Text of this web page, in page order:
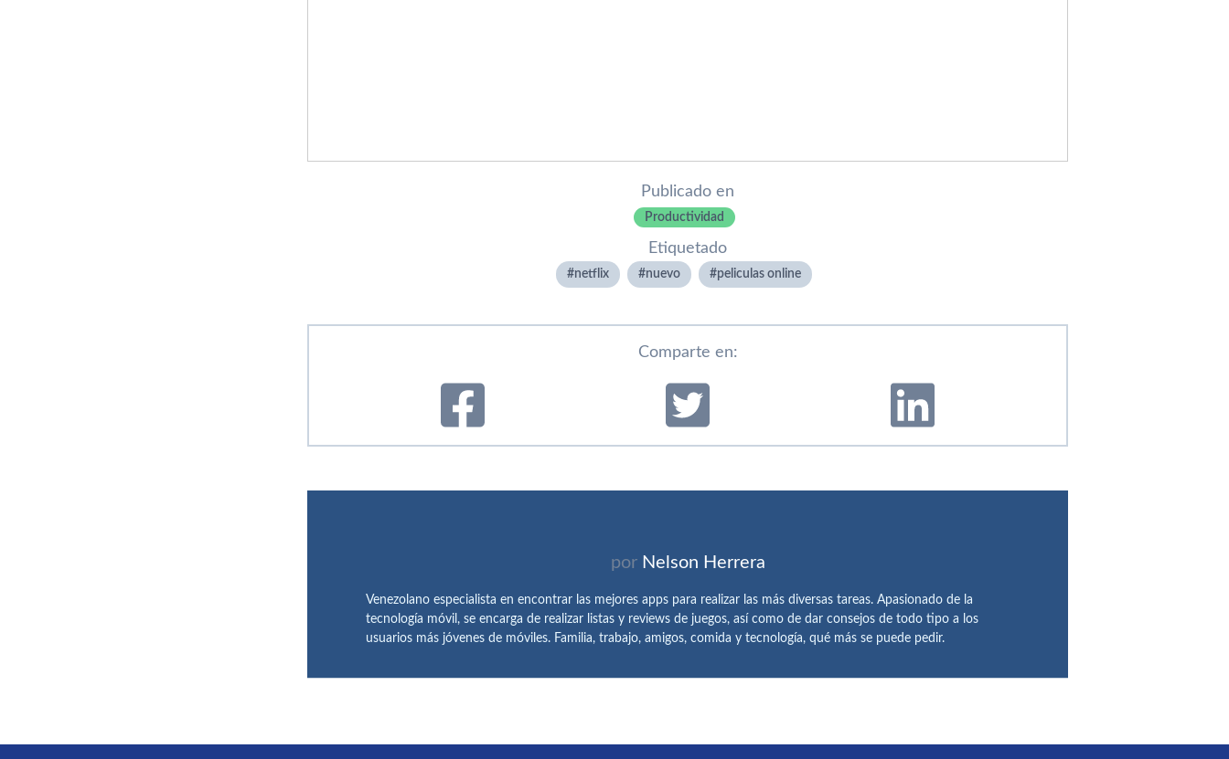
Publicado en
Productividad
Etiquetado
netflix nuevo peliculas online
Comparte en:
por Nelson Herrera
Venezolano especialista en encontrar las mejores apps para realizar las más diversas tareas. Apasionado de la
tecnología móvil, se encarga de realizar listas y reviews de juegos, así como de dar consejos de todo tipo a los
usuarios más jóvenes de móviles. Familia, trabajo, amigos, comida y tecnología, qué más se puede pedir.